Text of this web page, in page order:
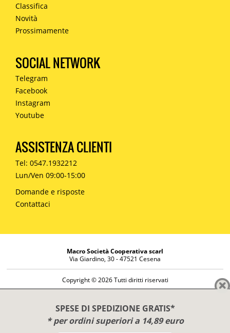
SPESE DI SPEDIZIONE GRATIS*
* per ordini superiori a 14,89 euro
Classifica
Novità
Prossimamente
SOCIAL NETWORK
Telegram
Facebook
Instagram
Youtube
ASSISTENZA CLIENTI
Tel: 0547.1932212
Lun/Ven 09:00-15:00
Domande e risposte
Contattaci
Macro Società Cooperativa scarl
Via Giardino, 30 - 47521 Cesena
Copyright © 2026 Tutti diritti riservati
Diritto di reso
Disclaimer
Privacy Policy